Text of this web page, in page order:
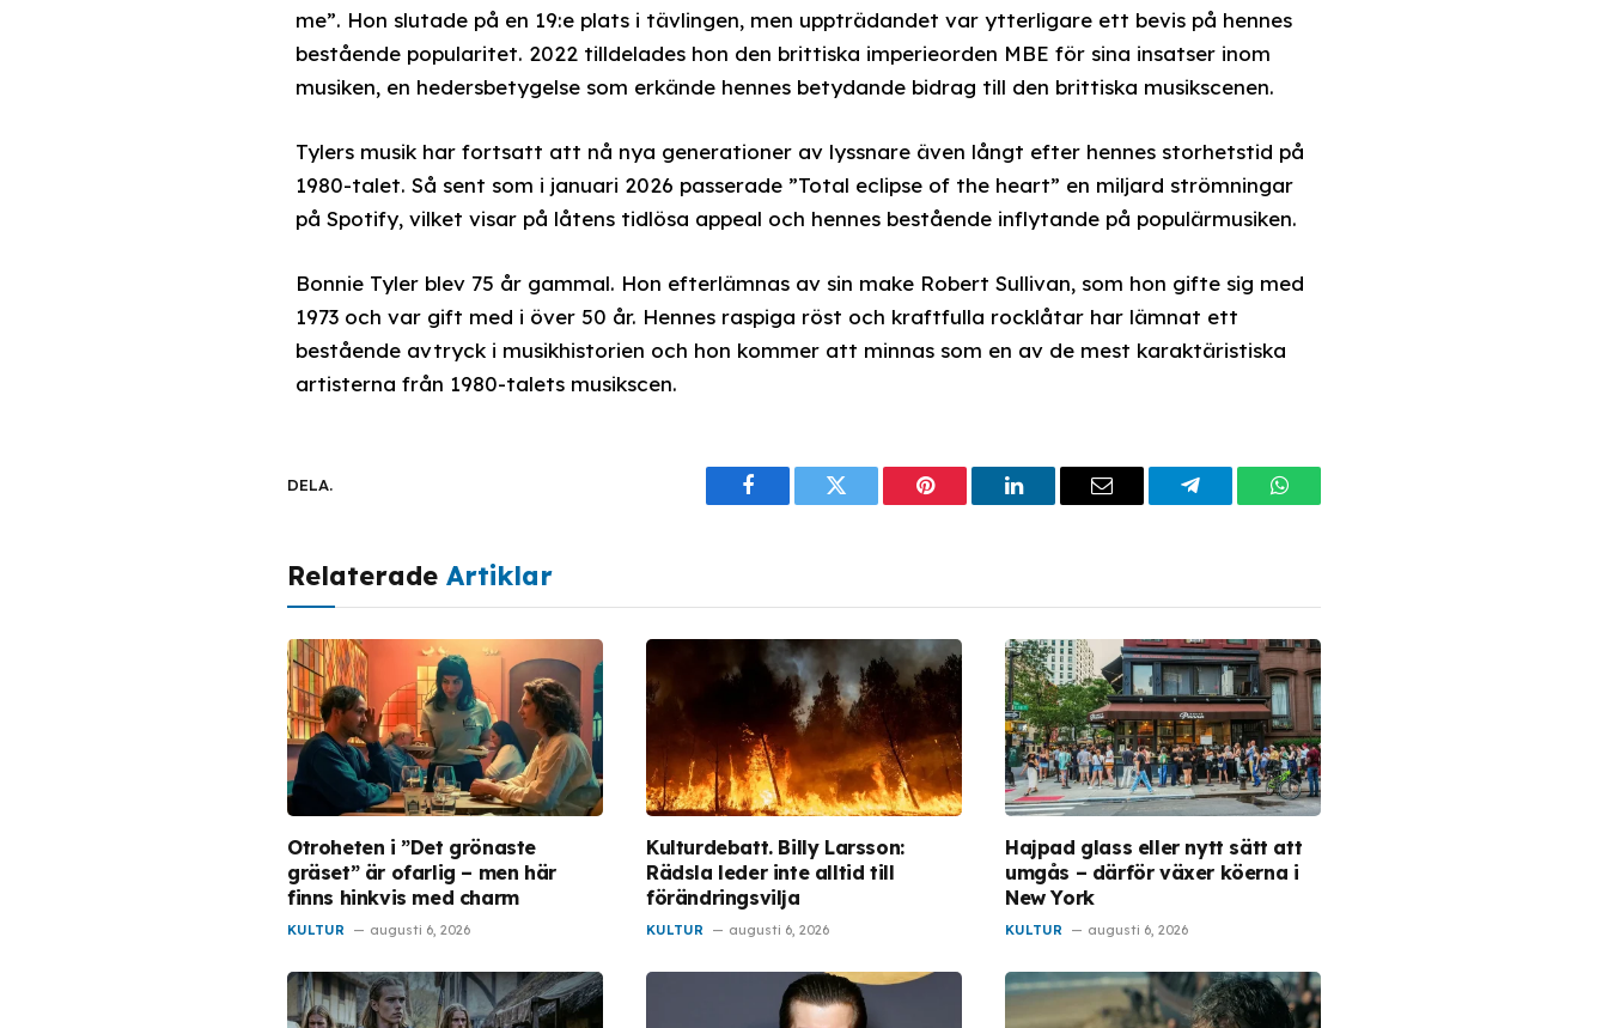
me”. Hon slutade på en 19:e plats i tävlingen, men uppträdandet var ytterligare ett bevis på hennes
bestående popularitet. 2022 tilldelades hon den brittiska imperieorden MBE för sina insatser inom
musiken, en hedersbetygelse som erkände hennes betydande bidrag till den brittiska musikscenen.
Tylers musik har fortsatt att nå nya generationer av lyssnare även långt efter hennes storhetstid på
1980-talet. Så sent som i januari 2026 passerade ”Total eclipse of the heart” en miljard strömningar
på Spotify, vilket visar på låtens tidlösa appeal och hennes bestående inflytande på populärmusiken.
Bonnie Tyler blev 75 år gammal. Hon efterlämnas av sin make Robert Sullivan, som hon gifte sig med
1973 och var gift med i över 50 år. Hennes raspiga röst och kraftfulla rocklåtar har lämnat ett
bestående avtryck i musikhistorien och hon kommer att minnas som en av de mest karaktäristiska
artisterna från 1980-talets musikscen.
DELA.
FacebookTwitter PinterestLinkedInEmail TelegramWhatsApp
Relaterade Artiklar
Otroheten i ”Det grönaste
gräset” är ofarlig – men här
finns hinkvis med charm
KULTUR augusti 6, 2026
Kulturdebatt. Billy Larsson:
Rädsla leder inte alltid till
förändringsvilja
KULTUR augusti 6, 2026
Hajpad glass eller nytt sätt att
umgås – därför växer köerna i
New York
KULTUR augusti 6, 2026